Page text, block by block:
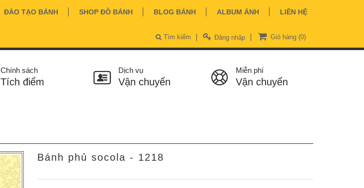
ĐÀO TẠO BÁNH SHOP ĐỒ BÁNH BLOG BÁNH ALBUM ẢNH LIÊN HỆ
Giỏ hàng (0)
Đăng nhập
Tìm kiếm
Chính sách
Tích điểm
Dịch vụ
Vận chuyển
Miễn phí
Vận chuyển
Bánh phủ socola - 1218